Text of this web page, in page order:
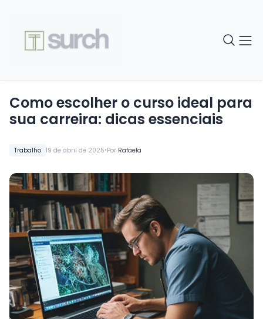
Trabalho 19 de abril de 2025•Por Rafaela
Como escolher o curso ideal para
sua carreira: dicas essenciais